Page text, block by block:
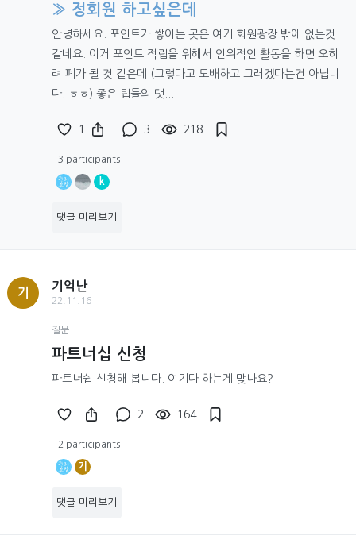
» 정회원 하고싶은데
안녕하세요. 포인트가 쌓이는 곳은 여기 회원광장 밖에 없는것
같네요. 이거 포인트 적립을 위해서 인위적인 활동을 하면 오히
려 폐가 될 것 같은데 (그렇다고 도배하고 그러겠다는건 아닙니
다. ㅎㅎ) 좋은 팁들의 댓...
1 3 218
3 participants
k
댓글 미리보기
기
기억난
22.11.16
질문
파트너십 신청
파트너쉽 신청해 봅니다. 여기다 하는게 맞나요?
2 164
2 participants
기
댓글 미리보기